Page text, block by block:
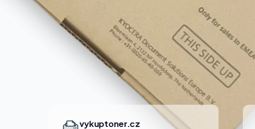
vykuptoner.cz